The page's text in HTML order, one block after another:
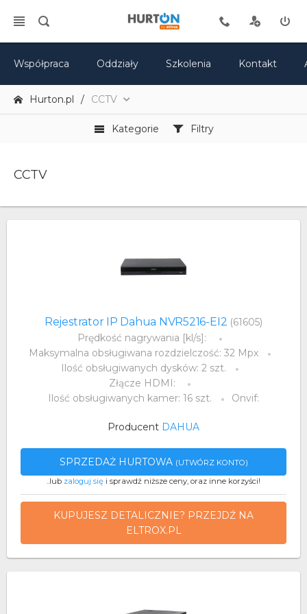
Współpraca Oddziały Szkolenia Kontakt
Hurton.pl CCTV
Kategorie Filtry
CCTV
Rejestrator IP Dahua NVR5216-EI2 (61605)
Prędkość nagrywania [kl/s]:
Maksymalna obsługiwana rozdzielczość: 32 Mpx
Ilość obsługiwanych dysków: 2 szt.
Złącze HDMI:
Ilość obsługiwanych kamer: 16 szt.
Onvif:
Producent DAHUA
SPRZEDAŻ HURTOWA (UTWÓRZ KONTO)
..lub zaloguj się i sprawdź niższe ceny, oraz inne korzyści!
KUPUJESZ DETALICZNIE? PRZEJDŹ NA
ELTROX.PL